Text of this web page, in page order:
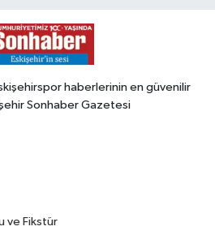
haberlerinin en güvenilir
Sonhaber Gazetesi
ve Fikstür